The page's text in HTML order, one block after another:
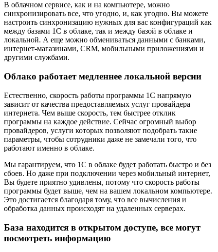
В облачном сервисе, как и на компьютере, можно
синхронизировать все, что угодно, и, как угодно. Вы можете
настроить синхронизацию нужных для вас конфигураций как
между базами 1С в облаке, так и между базой в облаке и
локальной. А еще можно обмениваться данными с банками,
интернет-магазинами, CRM, мобильными приложениями и
другими службами.
Облако работает медленнее локальной версии
Естественно, скорость работы программы 1С напрямую
зависит от качества предоставляемых услуг провайдера
интернета. Чем выше скорость, тем быстрее отклик
программы на каждое действие. Сейчас огромный выбор
провайдеров, услуги которых позволяют подобрать такие
параметры, чтобы сотрудники даже не замечали того, что
работают именно в облаке.
Мы гарантируем, что 1С в облаке будет работать быстро и без
сбоев. Но даже при подключении через мобильный интернет,
Вы будете приятно удивлены, потому что скорость работы
программы будет выше, чем на вашем локальном компьютере.
Это достигается благодаря тому, что все вычисления и
обработка данных происходят на удаленных серверах.
База находится в открытом доступе, все могут
посмотреть информацию